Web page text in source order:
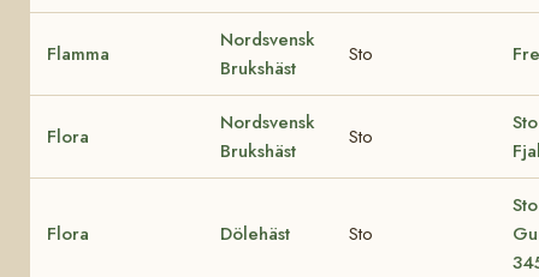
Flamma
Nordsvensk
Brukshäst
Sto
Flora
Nordsvensk
Brukshäst
Sto
Flora Dölehäst Sto